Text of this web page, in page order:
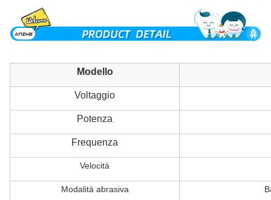
Modello
Voltaggio
Potenza
Frequenza
Velocità
Modalità abrasiva